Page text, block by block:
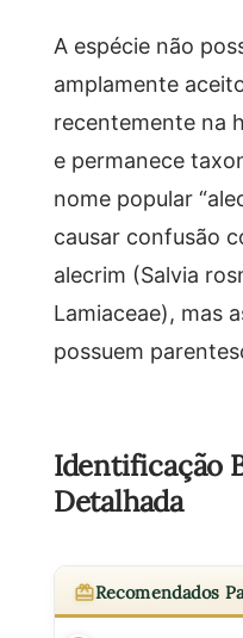
A espécie não
amplamente
recentemente na
e permanece
nome popular
causar confusão
alecrim (Salvia
Lamiaceae), mas
possuem
Identificação
Detalhada
Recomendados